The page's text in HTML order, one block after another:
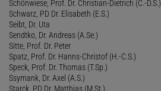
Schönwiese, Prof. Dr. Christian-Dietrich (C.-D.S.)
Schwarz, PD Dr. Elisabeth (E.S.)
Seibt, Dr. Uta
Sendtko, Dr. Andreas (A.Se.)
Sitte, Prof. Dr. Peter
Spatz, Prof. Dr. Hanns-Christof (H.-C.S.)
Speck, Prof. Dr. Thomas (T.Sp.)
Ssymank, Dr. Axel (A.S.)
Starck, PD Dr. Matthias (M.St.)